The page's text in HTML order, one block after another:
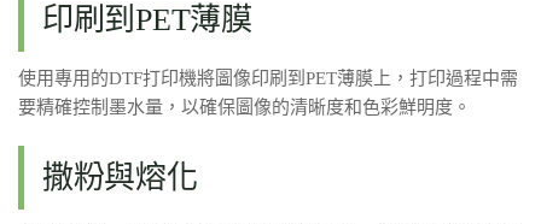
印刷到PET薄膜
使用專用的DTF打印機將圖像印刷到PET薄膜上，打印過程中需
要精確控制墨水量，以確保圖像的清晰度和色彩鮮明度。
撒粉與熔化